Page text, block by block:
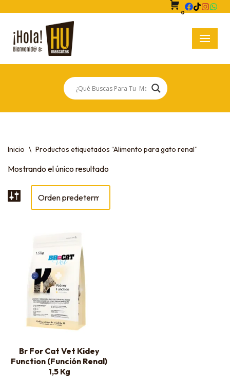
Saltar
al
contenido
0
Inicio \ Productos etiquetados “Alimento para gato renal”
Mostrando el único resultado
Br For Cat Vet Kidey
Function (Función Renal)
1,5 Kg